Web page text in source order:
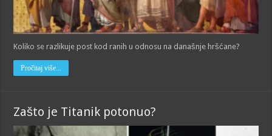
Koliko se razlikuje post kod ranih u odnosu na današnje hršćane?
Pročitaj više...
Zašto je Titanik potonuo?